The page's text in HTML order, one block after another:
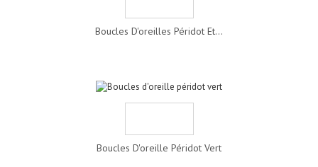
Boucles D'oreilles Péridot Et...
Boucles D'oreille Péridot Vert